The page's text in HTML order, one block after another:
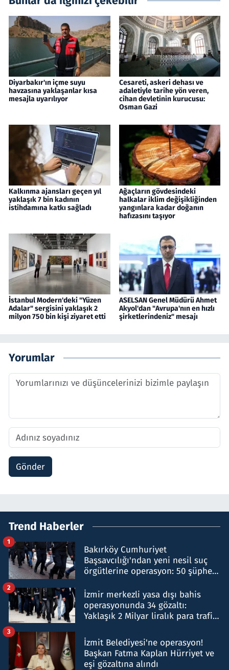
Diyarbakır'ın içme suyu
havzasına yaklaşanlar kısa
mesajla uyarılıyor
Cesareti, askeri dehası ve
adaletiyle tarihe yön veren,
cihan devletinin kurucusu:
Osman Gazi
Kalkınma ajansları geçen yıl
yaklaşık 7 bin kadının
istihdamına katkı sağladı
Ağaçların gövdesindeki
halkalar iklim değişikliğinden
yangınlara kadar doğanın
hafızasını taşıyor
İstanbul Modern'deki "Yüzen
Adalar" sergisini yaklaşık 2
milyon 750 bin kişi ziyaret etti
ASELSAN Genel Müdürü Ahmet
Akyol'dan "Avrupa'nın en hızlı
şirketlerindeniz" mesajı
Yorumlar
Gönder
Trend Haberler
Bakırköy Cumhuriyet
Başsavcılığı'ndan yeni nesil suç
örgütlerine operasyon: 50 şüpheli
1
İzmir merkezli yasa dışı bahis
operasyonunda 34 gözaltı:
Yaklaşık 2 Milyar liralık para trafiği
2
İzmit Belediyesi'ne operasyon!
Başkan Fatma Kaplan Hürriyet ve
eşi gözaltına alındı
3